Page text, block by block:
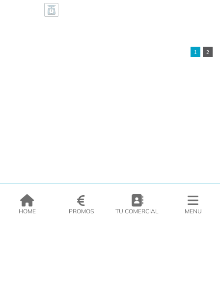
1 2
HOME PROMOS TU COMERCIAL MENU